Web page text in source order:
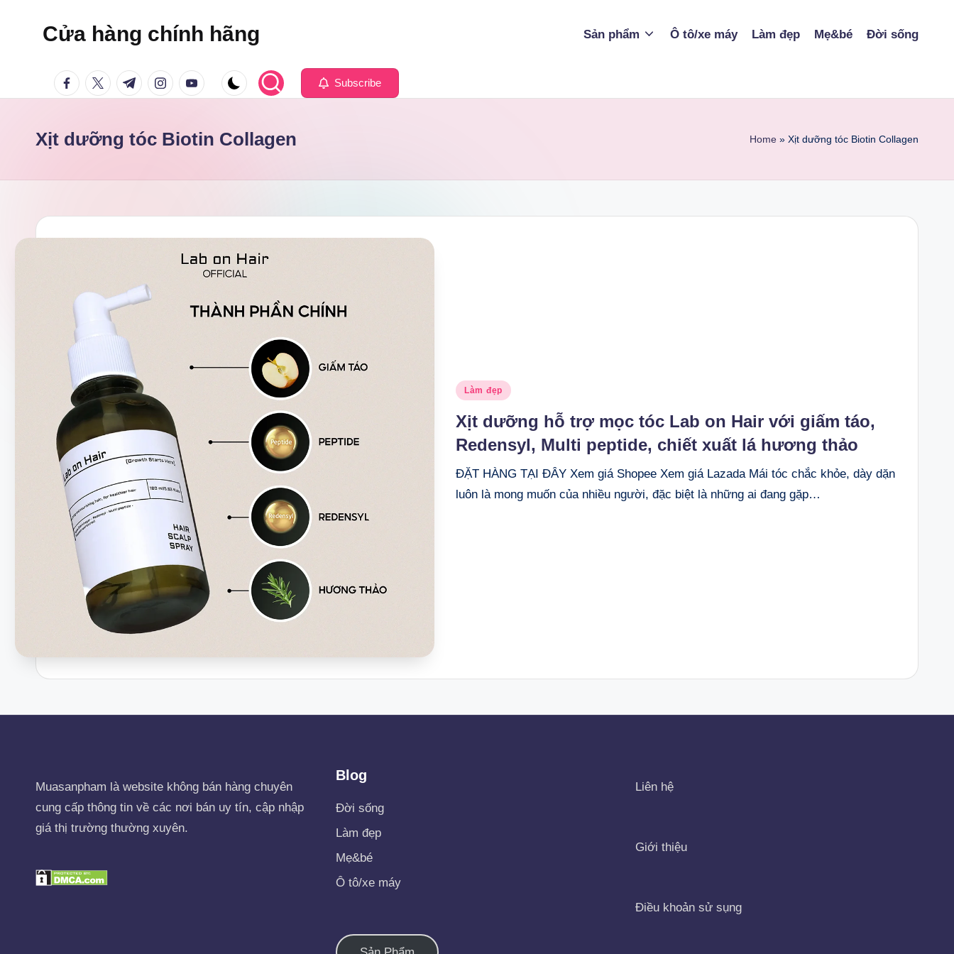
Cửa hàng chính hãng Sản phẩm Ô tô/xe máy Làm đẹp Mẹ&bé Đời sống
facebook.com
twitter.com
t.me instagram.com
youtube.com Subscribe
Xịt dưỡng tóc Biotin Collagen Home » Xịt dưỡng tóc Biotin Collagen
Posted
Làm đẹp
Xịt dưỡng hỗ trợ mọc tóc Lab on Hair với giấm táo,
Redensyl, Multi peptide, chiết xuất lá hương thảo
ĐẶT HÀNG TẠI ĐÂY Xem giá Shopee Xem giá Lazada Mái tóc chắc khỏe, dày dặn
luôn là mong muốn của nhiều người, đặc biệt là những ai đang gặp…
Muasanpham là website không bán hàng chuyên
cung cấp thông tin về các nơi bán uy tín, cập nhập
giá thị trường thường xuyên.
Blog
Đời sống
Làm đẹp
Mẹ&bé
Ô tô/xe máy
Liên hệ
Giới thiệu
Điều khoản sử sụng